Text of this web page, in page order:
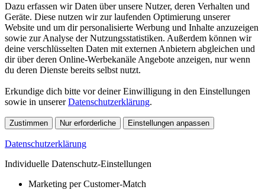
Dazu erfassen wir Daten über unsere Nutzer, deren Verhalten und
Geräte. Diese nutzen wir zur laufenden Optimierung unserer
Website und um dir personalisierte Werbung und Inhalte anzuzeigen
sowie zur Analyse der Nutzungsstatistiken. Außerdem können wir
deine verschlüsselten Daten mit externen Anbietern abgleichen und
dir über deren Online-Werbekanäle Angebote anzeigen, nur wenn
du deren Dienste bereits selbst nutzt.
Erkundige dich bitte vor deiner Einwilligung in den Einstellungen
sowie in unsererDatenschutzerklärung.
Zustimmen Nur erforderliche Einstellungen anpassen
Datenschutzerklärung
Individuelle Datenschutz-Einstellungen
Marketing per Customer-Match